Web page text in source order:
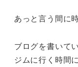
あっと言う間に
ブログを書いて
ジムに行く時間